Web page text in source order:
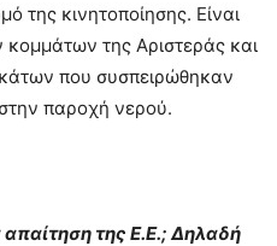
της κινητοποίησης. Είναι
κομμάτων της Αριστεράς και
που συσπειρώθηκαν
παροχή νερού.
απαίτηση της Ε.Ε.; Δηλαδή